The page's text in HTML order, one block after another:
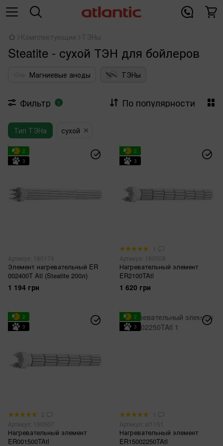
Комплектующие ТЭНы
Steatite - сухой ТЭН для бойлеров
Магниевые аноды ТЭНы
Фильтр 1 По популярности
Тип ТЭНа сухой
2
3
Артикул: 160174
Элемент нагревательный ER
002400T Atl (Steatite 200л)
1 194 грн
2
3
1
Артикул: 160508
Нагревательный элемент
ER2100TAtl
1 620 грн
2
3
2
Артикул: 160507
Нагревательный элемент
ER001500TAtl
2
3
1
Артикул: at1151
Нагревательный элемент
ER15002250TAtl